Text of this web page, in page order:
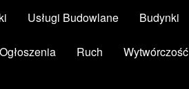
Usługi Budowlane Budynki
Ogłoszenia Ruch Wytwórczość